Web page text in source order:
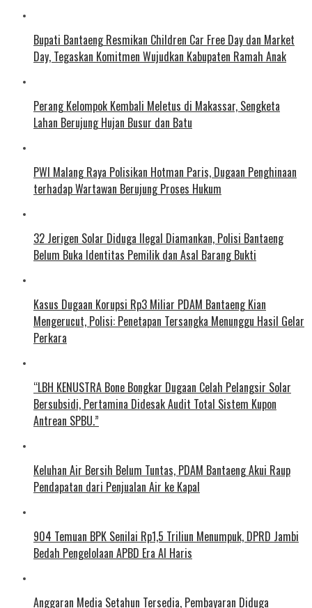
Bupati Bantaeng Resmikan Children Car Free Day dan Market
Day, Tegaskan Komitmen Wujudkan Kabupaten Ramah Anak
Perang Kelompok Kembali Meletus di Makassar, Sengketa
Lahan Berujung Hujan Busur dan Batu
PWI Malang Raya Polisikan Hotman Paris, Dugaan Penghinaan
terhadap Wartawan Berujung Proses Hukum
32 Jerigen Solar Diduga Ilegal Diamankan, Polisi Bantaeng
Belum Buka Identitas Pemilik dan Asal Barang Bukti
Kasus Dugaan Korupsi Rp3 Miliar PDAM Bantaeng Kian
Mengerucut, Polisi: Penetapan Tersangka Menunggu Hasil Gelar
Perkara
“LBH KENUSTRA Bone Bongkar Dugaan Celah Pelangsir Solar
Bersubsidi, Pertamina Didesak Audit Total Sistem Kupon
Antrean SPBU.”
Keluhan Air Bersih Belum Tuntas, PDAM Bantaeng Akui Raup
Pendapatan dari Penjualan Air ke Kapal
904 Temuan BPK Senilai Rp1,5 Triliun Menumpuk, DPRD Jambi
Bedah Pengelolaan APBD Era Al Haris
Anggaran Media Setahun Tersedia, Pembayaran Diduga